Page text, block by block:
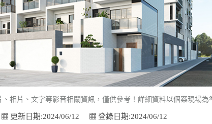
相片、文字等影音相關資訊，僅供參考！詳細資料以個案現場為
更新日期:2024/06/12 登錄日期:2024/06/12